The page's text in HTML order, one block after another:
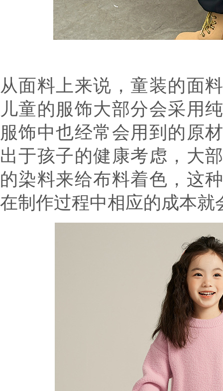
从面料上来说，童装的面
儿童的服饰大部分会采用
服饰中也经常会用到的原
出于孩子的健康考虑，大
的染料来给布料着色，这
在制作过程中相应的成本就